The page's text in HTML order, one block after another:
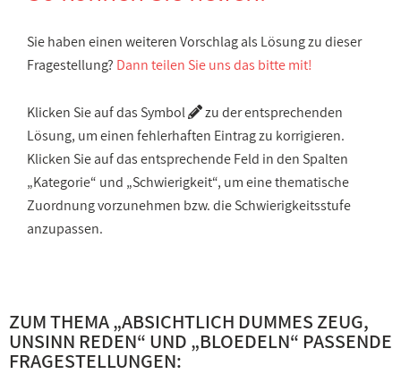
Sie haben einen weiteren Vorschlag als Lösung zu dieser
Fragestellung? Dann teilen Sie uns das bitte mit!
Klicken Sie auf das Symbol
zu der entsprechenden
Lösung, um einen fehlerhaften Eintrag zu korrigieren.
Klicken Sie auf das entsprechende Feld in den Spalten
„Kategorie“ und „Schwierigkeit“, um eine thematische
Zuordnung vorzunehmen bzw. die Schwierigkeitsstufe
anzupassen.
ZUM THEMA „ABSICHTLICH DUMMES ZEUG,
UNSINN REDEN“ UND „BLOEDELN“ PASSENDE
FRAGESTELLUNGEN: